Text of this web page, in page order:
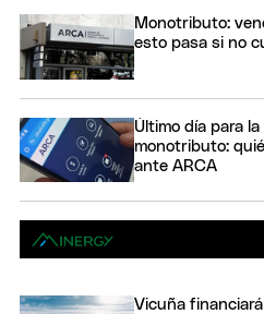
Monotributo:
esto pasa si no
Último día para
monotributo:
ante ARCA
Vicuña